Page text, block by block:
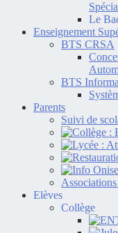
Le
Enseignement
BTS CRSA
BTS
Parents
Suivi de
Elèves
Collège